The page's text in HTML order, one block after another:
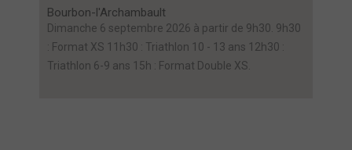
Bourbon-l'Archambault
Dimanche 6 septembre 2026 à partir de 9h30. 9h30
: Format XS 11h30 : Triathlon 10 - 13 ans 12h30 :
Triathlon 6-9 ans 15h : Format Double XS.